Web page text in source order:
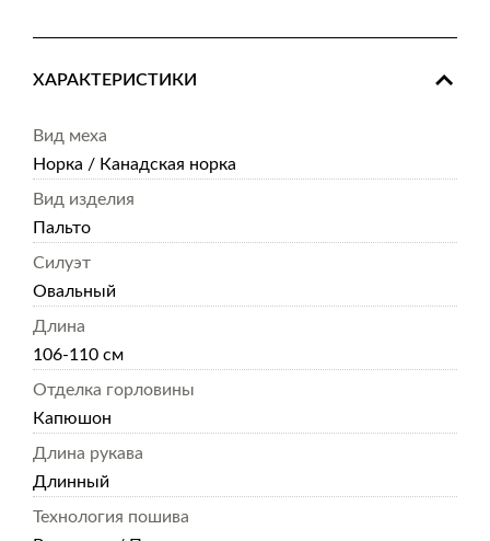
ХАРАКТЕРИСТИКИ
Вид меха
Норка / Канадская норка
Вид изделия
Пальто
Силуэт
Овальный
Длина
106-110 см
Отделка горловины
Капюшон
Длина рукава
Длинный
Технология пошива